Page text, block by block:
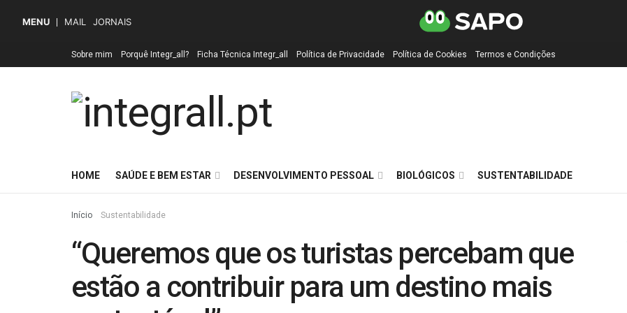
MENU MAIL JORNAIS
Sobre mim Porquê Integr_all? Ficha Técnica Integr_all Política de Privacidade Política de Cookies Termos e Condições
HOME SAÚDE E BEM ESTAR DESENVOLVIMENTO PESSOAL BIOLÓGICOS SUSTENTABILIDADE
Início Sustentabilidade
“Queremos que os turistas percebam que
estão a contribuir para um destino mais